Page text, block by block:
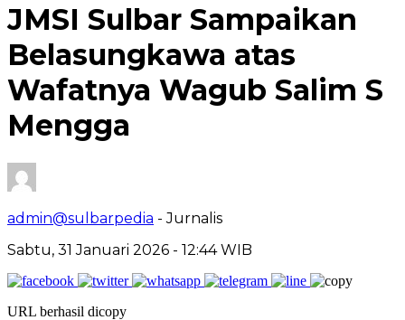
JMSI Sulbar Sampaikan
Belasungkawa atas
Wafatnya Wagub Salim S
Mengga
admin@sulbarpedia - Jurnalis
Sabtu, 31 Januari 2026 - 12:44 WIB
URL berhasil dicopy